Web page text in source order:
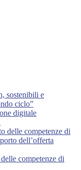
sostenibili e
ciclo”
digitale
delle competenze di
dell’offerta
competenze di